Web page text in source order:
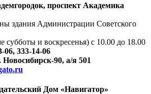
проспект Академика
здания Администрации Советского
и воскресенья) с 10.00 до 18.00
06, 333-14-06
Новосибирск-90, а/я 501
Дом «Навигатор»